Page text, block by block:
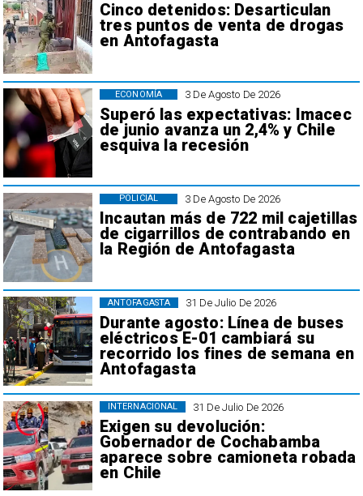
Cinco detenidos: Desarticulan
tres puntos de venta de drogas
en Antofagasta
3 De Agosto De 2026
Superó las expectativas: Imacec
de junio avanza un 2,4% y Chile
esquiva la recesión
ECONOMÍA
3 De Agosto De 2026
Incautan más de 722 mil cajetillas
de cigarrillos de contrabando en
la Región de Antofagasta
POLICIAL
31 De Julio De 2026
Durante agosto: Línea de buses
eléctricos E-01 cambiará su
recorrido los fines de semana en
Antofagasta
ANTOFAGASTA
31 De Julio De 2026
Exigen su devolución:
Gobernador de Cochabamba
aparece sobre camioneta robada
en Chile
INTERNACIONAL